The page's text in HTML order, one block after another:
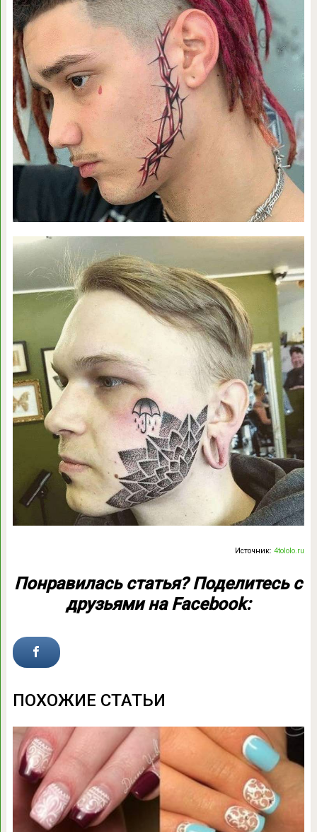
Источник: 4tololo.ru
Понравилась статья? Поделитесь с
друзьями на Facebook:
ПОХОЖИЕ СТАТЬИ